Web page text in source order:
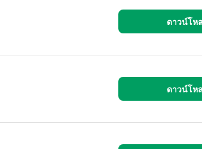
ดาวน์โห
ดาวน์โห